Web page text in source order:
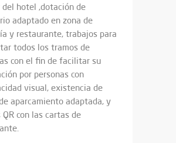
hotel ,dotación de
adaptado en zona de
y restaurante, trabajos para
todos los tramos de
con el fin de facilitar su
por personas con
visual, existencia de
aparcamiento adaptada, y
QR con las cartas de